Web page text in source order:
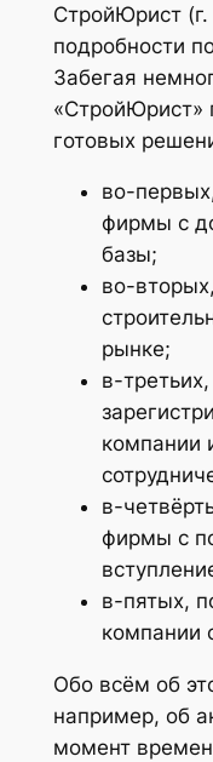
СтройЮрист
подробности
Забегая
«СтройЮрист»
готовых
во-
фирмы с
базы;
во-
рынке;
в-
компании
в-
фирмы с
в-пятых,
компании
Обо всём об
например, об
момент